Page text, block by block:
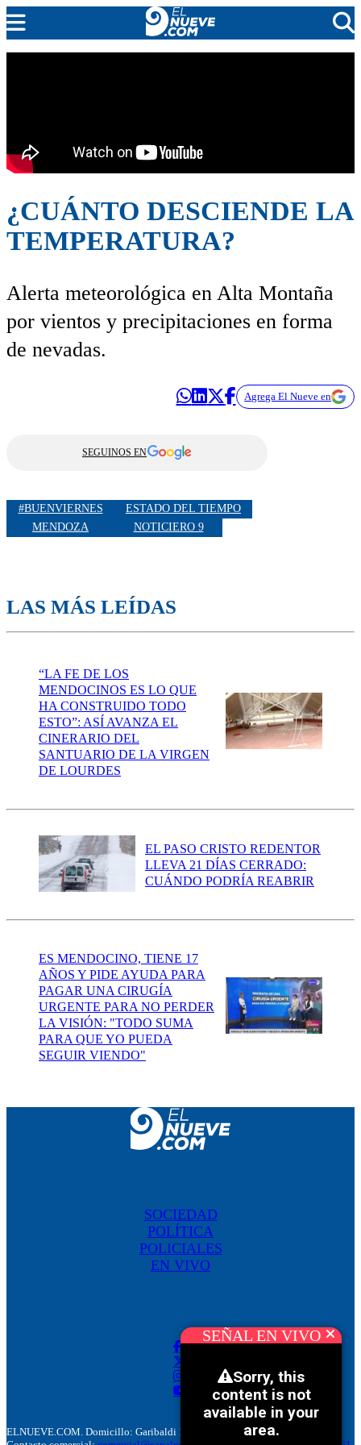
POLICIALES
EN VIVO
SEÑAL EN VIVO
¿CUÁNTO DESCIENDE LA
TEMPERATURA?
Alerta meteorológica en Alta Montaña
por vientos y precipitaciones en forma
de nevadas.
Agrega El Nueve en
SEGUINOS EN
#BUENVIERNES
ESTADO DEL TIEMPO
MENDOZA
NOTICIERO 9
LAS MÁS LEÍDAS
“LA FE DE LOS
MENDOCINOS ES LO QUE
HA CONSTRUIDO TODO
ESTO”: ASÍ AVANZA EL
CINERARIO DEL
SANTUARIO DE LA VIRGEN
DE LOURDES
EL PASO CRISTO REDENTOR
LLEVA 21 DÍAS CERRADO:
CUÁNDO PODRÍA REABRIR
ES MENDOCINO, TIENE 17
AÑOS Y PIDE AYUDA PARA
PAGAR UNA CIRUGÍA
URGENTE PARA NO PERDER
LA VISIÓN: "TODO SUMA
PARA QUE YO PUEDA
SEGUIR VIENDO"
SOCIEDAD
POLÍTICA
POLICIALES
EN VIVO
ELNUEVE.COM. Domicillo: Garibaldi 186. M5500 Mendoza, Argentina.